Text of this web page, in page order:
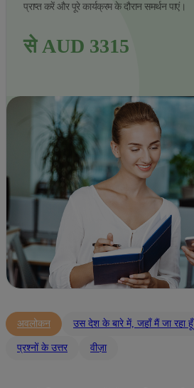
प्राप्त करें और पूरे कार्यक्रम के दौरान समर्थन पाएं।
से AUD 3315
अवलोकन उस देश के बारे में, जहाँ मैं जा रहा हूँ
प्रश्नों के उत्तर वीज़ा